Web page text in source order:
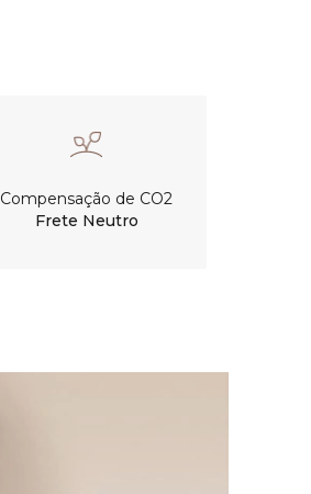
Compensação de CO2
Frete Neutro